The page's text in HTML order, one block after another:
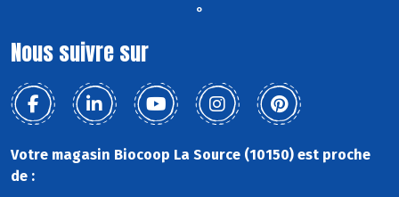
°
Nous suivre sur
Votre magasin Biocoop La Source (10150) est proche
de :